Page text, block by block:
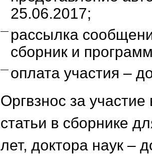
25.06.2017;
рассылка
сборник и
оплата участия –
Оргвзнос за
статьи в сборнике
лет, доктора наук –